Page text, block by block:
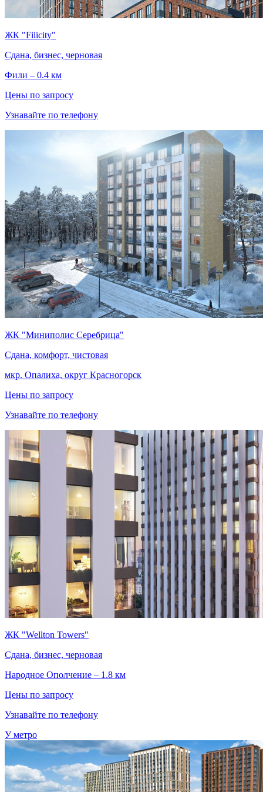
ЖК "Filicity"
Сдана, бизнес, черновая
Фили – 0.4 км
Цены по запросу
Узнавайте по телефону
ЖК "Миниполис Серебрица"
Сдана, комфорт, чистовая
мкр. Опалиха, округ Красногорск
Цены по запросу
Узнавайте по телефону
ЖК "Wellton Towers"
Сдана, бизнес, черновая
Народное Ополчение – 1.8 км
Цены по запросу
Узнавайте по телефону
У метро